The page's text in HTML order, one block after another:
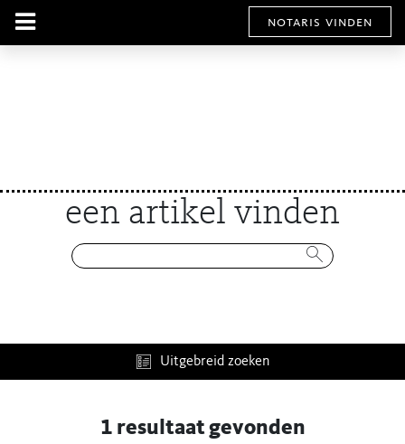
notaris vinden
een artikel vinden
Uitgebreid zoeken
1 resultaat gevonden